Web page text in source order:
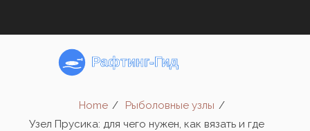
Home
Рыболовные узлы
Узел Прусика: для чего нужен, как вязать и где